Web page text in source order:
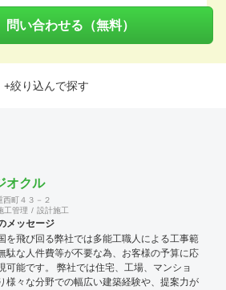
問い合わせる（無料）
+絞り込んで探す
オクル
西町４３－２
工管理 設計施工
メッセージ
を飛び回る弊社では多能工職人による工事範
駄な人件費等が不要な為、お客様の予算に応
可能です。 弊社では住宅、工場、マンショ
様々な分野での幅広い建築経験や、提案力が